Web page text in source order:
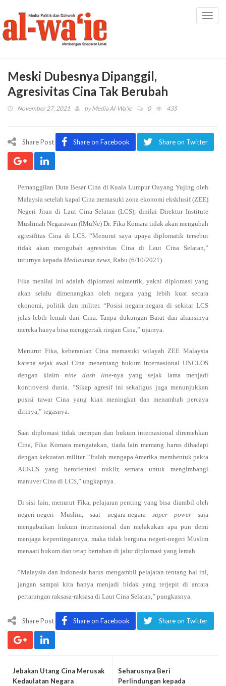
Meski Dubesnya Dipanggil,
Agresivitas Cina Tak Berubah
November 27, 2021 byMedia Al-Wa'ie 0 435
Share Post Share on Facebook Share on Twitter
Pemanggilan Duta Besar Cina di Kuala Lumpur Ouyang Yujing oleh
Malaysia setelah kapal Cina memasuki zona ekonomi eksklusif (ZEE)
Negeri Jiran di Laut Cina Selatan (LCS), dinilai Direktur Institute
Muslimah Negarawan (IMuNe) Dr. Fika Komara tidak akan mengubah
agresifitas Cina di LCS. “Menurut saya upaya diplomatik tersebut
tidak akan mengubah agresivitas Cina di Laut Cina Selatan,”
tuturnya kepada Mediaumat.news, Rabu (6/10/2021).
Fika menilai ini adalah diplomasi asimetrik, yakni diplomasi yang
akan selalu dimenangkan oleh negara yang lebih kuat secara
ekonomi, politik dan militer. “Posisi negara-negara di sekitar LCS
jelas lebih lemah dari Cina. Tanpa dukungan Barat dan aliansinya
mereka hanya bisa menggertak ringan Cina,” ujarnya.
Menurut Fika, keberanian Cina memasuki wilayah ZEE Malaysia
karena sejak awal Cina menentang hukum internasional UNCLOS
dengan klaim nine dash line-nya yang sejak lama menjadi
kontroversi dunia. “Sikap agresif ini sekaligus juga menunjukkan
posisi tawar Cina yang kian meningkat dan menambah percaya
dirinya,” tegasnya.
Saat diplomasi tidak mempan dan hukum internasional diremehkan
Cina, Fika Komara mengatakan, tiada lain memang harus dihadapi
dengan kekuatan militer. “Itulah mengapa Amerika membentuk pakta
AUKUS yang berorientasi nuklir, semata untuk mengimbangi
manuver Cina di LCS,” ungkapnya.
Di sisi lain, menurut Fika, pelajaran penting yang bisa diambil oleh
negeri-negeri Muslim, saat negara-negara super powersaja
mengabaikan hukum internasional dan melakukan apa pun demi
menjaga kepentingannya, maka tidak berguna negeri-negeri Muslim
menaati hukum dan tetap bertahan di jalur diplomasi yang lemah.
“Malaysia dan Indonesia harus mengambil pelajaran tentang hal ini,
jangan sampai kita hanya menjadi bidak yang terjepit di antara
pertarungan raksasa-raksasa di Laut Cina Selatan,” pungkasnya.
Share Post Share on Facebook Share on Twitter
Jebakan Utang Cina Merusak
Kedaulatan Negara
Seharusnya Beri
Perlindungan kepada